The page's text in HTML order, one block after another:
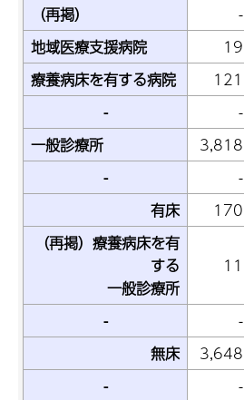
（再掲） -
地域医療支援病院
19
療養病床を有する病院
121
-
-
一般診療所
3,818
-
-
有床
170
（再掲）療養病床を有
する
一般診療所
11
- -
無床
3,648
-
-